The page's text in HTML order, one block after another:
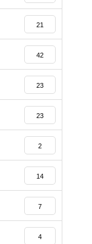
21
42
23
23
2
14
7
4